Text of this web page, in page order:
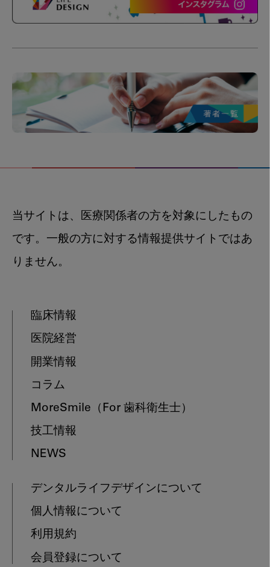
当サイトは、医療関係者の方を対象にしたもの
です。一般の方に対する情報提供サイトではあ
りません。
臨床情報
医院経営
開業情報
コラム
MoreSmile （For 歯科衛生士）
技工情報
NEWS
デンタルライフデザインについて
個人情報について
利用規約
会員登録について